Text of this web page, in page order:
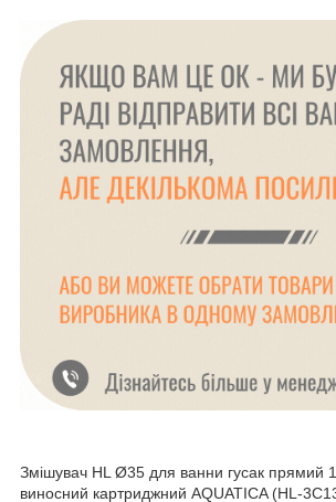
Змішувач HL Ø35 для ванни гусак прямий
виносний картриджний AQUATICA (HL-